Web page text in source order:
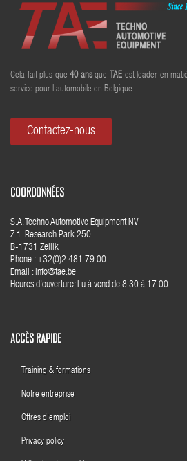
Cela fait plus que40ansque TAEest leader en
service pour l'automobile en Belgique.
Contactez-nous
COORDONNÉES
S.A. Techno Automotive Equipment NV
Z.1. Research Park 250
B-1731 Zellik
Phone : +32(0)2 481.79.00
Email : info@tae.be
Heures d'ouverture: Lu à vend de 8.30 à 17.00
ACCÈS RAPIDE
Training & formations
Notre entreprise
Offres d'emploi
Privacy policy